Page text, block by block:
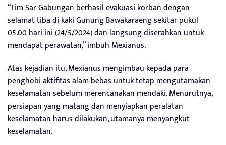
“Tim Sar Gabungan berhasil evakuasi korban dengan
selamat tiba di kaki Gunung Bawakaraeng sekitar pukul
05.00 hari ini (24/5/2024) dan langsung diserahkan untuk
mendapat perawatan,” imbuh Mexianus.
Atas kejadian itu, Mexianus mengimbau kepada para
penghobi aktifitas alam bebas untuk tetap mengutamakan
keselamatan sebelum merencanakan mendaki. Menurutnya,
persiapan yang matang dan menyiapkan peralatan
keselamatan harus dilakukan, utamanya menyangkut
keselamatan.